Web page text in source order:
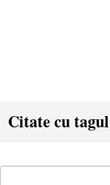
Citate cu